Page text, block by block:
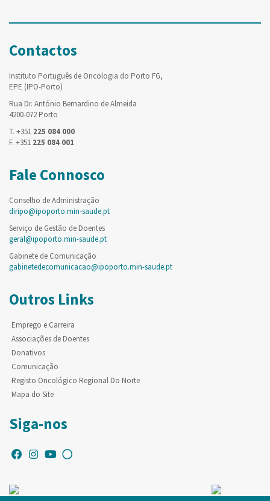
Contactos
Instituto Português de Oncologia do Porto FG,
EPE (IPO-Porto)
Rua Dr. António Bernardino de Almeida
4200-072 Porto
T. +351 225 084 000
F. +351 225 084 001
Fale Connosco
Conselho de Administração
diripo@ipoporto.min-saude.pt
Serviço de Gestão de Doentes
geral@ipoporto.min-saude.pt
Gabinete de Comunicação
gabinetedecomunicacao@ipoporto.min-saude.pt
Outros Links
Emprego e Carreira
Associações de Doentes
Donativos
Comunicação
Registo Oncológico Regional Do Norte
Mapa do Site
Siga-nos